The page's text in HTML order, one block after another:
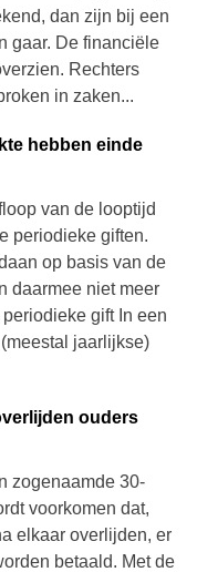
dan zijn bij een
gaar. De financiële
Rechters
in zaken...
hebben einde
van de looptijd
periodieke giften.
op basis van de
daarmee niet meer
gift In een
jaarlijkse)
ouders
zogenaamde 30-
voorkomen dat,
elkaar overlijden, er
betaald. Met de